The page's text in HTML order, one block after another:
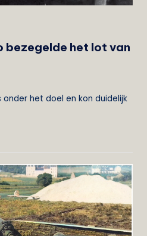
bezegelde het lot van
het doel en kon duidelijk